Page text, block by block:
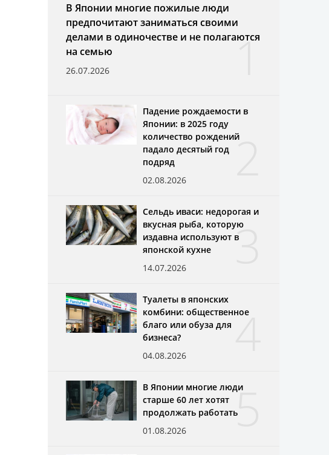
1
В Японии многие пожилые люди
предпочитают заниматься своими
делами в одиночестве и не полагаются
на семью
26.07.2026
2
Падение рождаемости в
Японии: в 2025 году
количество рождений
падало десятый год
подряд
02.08.2026
3
Сельдь иваси: недорогая и
вкусная рыба, которую
издавна используют в
японской кухне
14.07.2026
4
Туалеты в японских
комбини: общественное
благо или обуза для
бизнеса?
04.08.2026
5
В Японии многие люди
старше 60 лет хотят
продолжать работать
01.08.2026